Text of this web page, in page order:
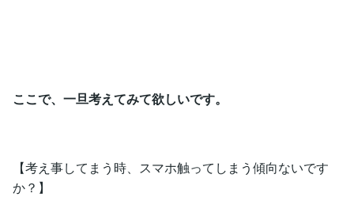
ここで、一旦考えてみて欲しいです。
【考え事してまう時、スマホ触ってしまう傾向ないです
か？】